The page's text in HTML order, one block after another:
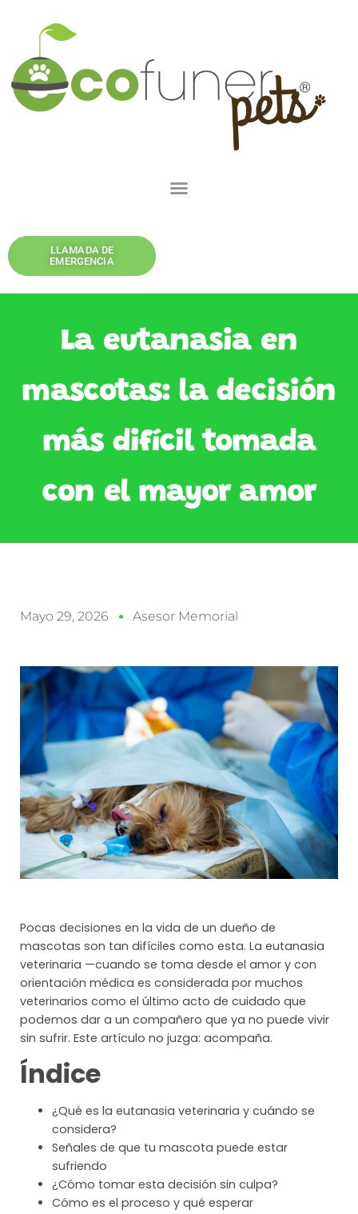
LLAMADA DE
EMERGENCIA
La eutanasia en
mascotas: la decisión
más difícil tomada
con el mayor amor
Mayo 29, 2026 Asesor Memorial
Pocas decisiones en la vida de un dueño de
mascotas son tan difíciles como esta. La eutanasia
veterinaria —cuando se toma desde el amor y con
orientación médica es considerada por muchos
veterinarios como el último acto de cuidado que
podemos dar a un compañero que ya no puede vivir
sin sufrir. Este artículo no juzga: acompaña.
Índice
¿Qué es la eutanasia veterinaria y cuándo se
considera?
Señales de que tu mascota puede estar
sufriendo
¿Cómo tomar esta decisión sin culpa?
Cómo es el proceso y qué esperar